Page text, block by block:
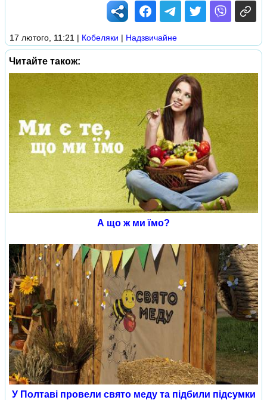
17 лютого, 11:21 | Кобеляки | Надзвичайне
Читайте також:
А що ж ми їмо?
У Полтаві провели свято меду та підбили підсумки